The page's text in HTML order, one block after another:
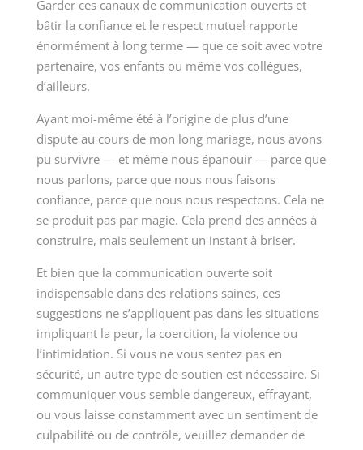
Garder ces canaux de communication ouverts et
bâtir la confiance et le respect mutuel rapporte
énormément à long terme — que ce soit avec votre
partenaire, vos enfants ou même vos collègues,
d’ailleurs.
Ayant moi-même été à l’origine de plus d’une
dispute au cours de mon long mariage, nous avons
pu survivre — et même nous épanouir — parce que
nous parlons, parce que nous nous faisons
confiance, parce que nous nous respectons. Cela ne
se produit pas par magie. Cela prend des années à
construire, mais seulement un instant à briser.
Et bien que la communication ouverte soit
indispensable dans des relations saines, ces
suggestions ne s’appliquent pas dans les situations
impliquant la peur, la coercition, la violence ou
l’intimidation. Si vous ne vous sentez pas en
sécurité, un autre type de soutien est nécessaire. Si
communiquer vous semble dangereux, effrayant,
ou vous laisse constamment avec un sentiment de
culpabilité ou de contrôle, veuillez demander de